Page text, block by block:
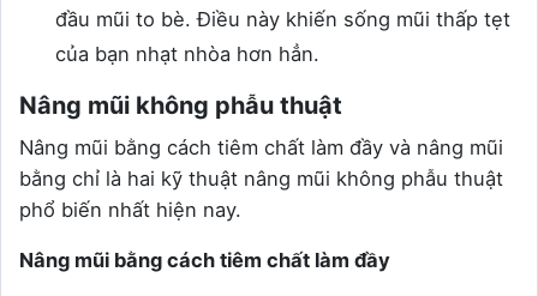
đầu mũi to bè. Điều này khiến sống mũi thấp tẹt
của bạn nhạt nhòa hơn hẳn.
Nâng mũi không phẫu thuật
Nâng mũi bằng cách tiêm chất làm đầy và nâng mũi
bằng chỉ là hai kỹ thuật nâng mũi không phẫu thuật
phổ biến nhất hiện nay.
Nâng mũi bằng cách tiêm chất làm đầy